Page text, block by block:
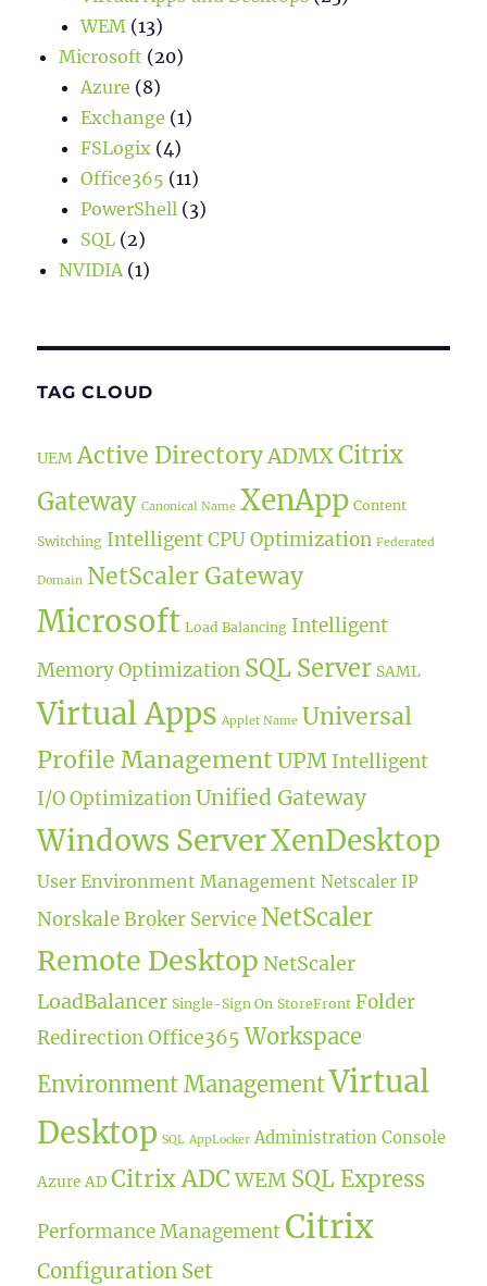
WEM (13)
Microsoft (20)
Azure (8)
Exchange (1)
FSLogix (4)
Office365 (11)
PowerShell (3)
SQL (2)
NVIDIA (1)
TAG CLOUD
UEM Active DirectoryADMXCitrix
Gateway Canonical Name XenApp Content
Switching Intelligent CPU Optimization Federated
Domain NetScaler Gateway
Microsoft Load Balancing Intelligent
Memory Optimization SQL Server SAML
Virtual Apps Applet Name Universal
Profile Management UPM Intelligent
I/O Optimization Unified Gateway
Windows ServerXenDesktop
User Environment Management Netscaler IP
Norskale Broker Service NetScaler
Remote Desktop NetScaler
LoadBalancer Single-Sign On StoreFront Folder
Redirection Office365 Workspace
Environment ManagementVirtual
Desktop SQL AppLocker Administration Console
Azure AD Citrix ADC WEM SQL Express
Performance Management Citrix
Configuration Set